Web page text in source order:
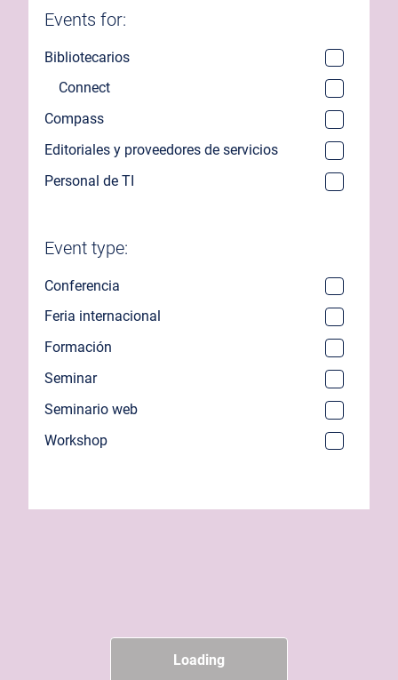
Events for:
Bibliotecarios
Connect
Compass
Editoriales y proveedores de servicios
Personal de TI
Event type:
Conferencia
Feria internacional
Formación
Seminar
Seminario web
Workshop
Loading